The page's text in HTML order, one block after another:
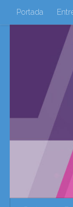
Saltar al
Portada
Eurovisión 2016
Eurovision 2025
eurovision 2020
Ultima Hora